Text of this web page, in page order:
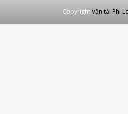
CopyrightVận tải Phi